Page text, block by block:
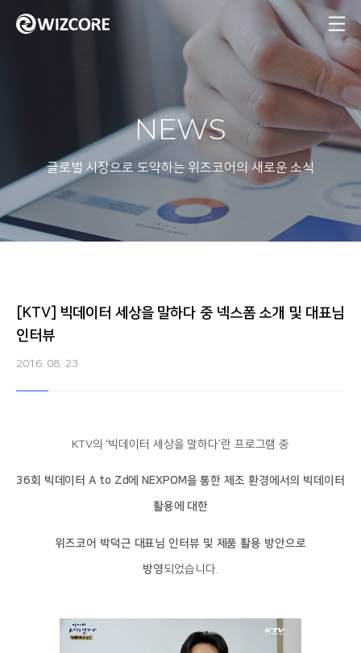
NEWS
글로벌 시장으로 도약하는 위즈코어의 새로운 소식
[KTV] 빅데이터 세상을 말하다 중 넥스폼 소개 및 대표님
인터뷰
2016. 08. 23
KTV의 ‘빅데이터 세상을 말하다’란 프로그램 중
36회 빅데이터 A to Zd에 NEXPOM을 통한 제조 환경에서의 빅데이터
활용에 대한
위즈코어 박덕근 대표님 인터뷰 및 제품 활용 방안으로
방영되었습니다.